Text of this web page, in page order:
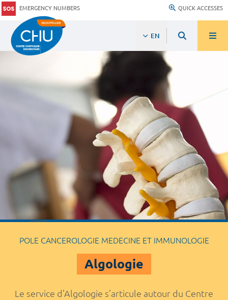
EMERGENCY NUMBERS QUICK ACCESSES
EN
POLE CANCEROLOGIE MEDECINE ET IMMUNOLOGIE
Algologie
Le service d’Algologie s’articule autour du Centre